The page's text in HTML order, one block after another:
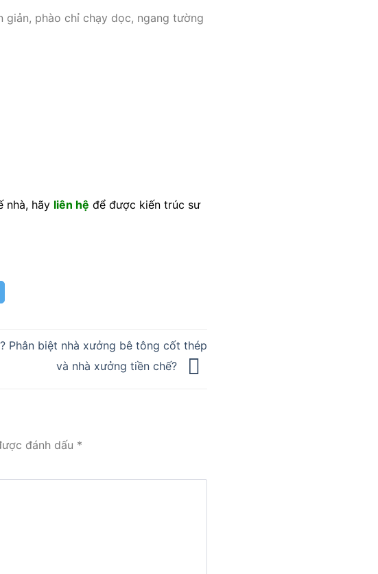
phào chỉ chạy dọc, ngang tường
nhà, hãy liên hệ để được kiến trúc sư
Phân biệt nhà xưởng bê tông cốt thép
và nhà xưởng tiền chế?
đánh dấu *